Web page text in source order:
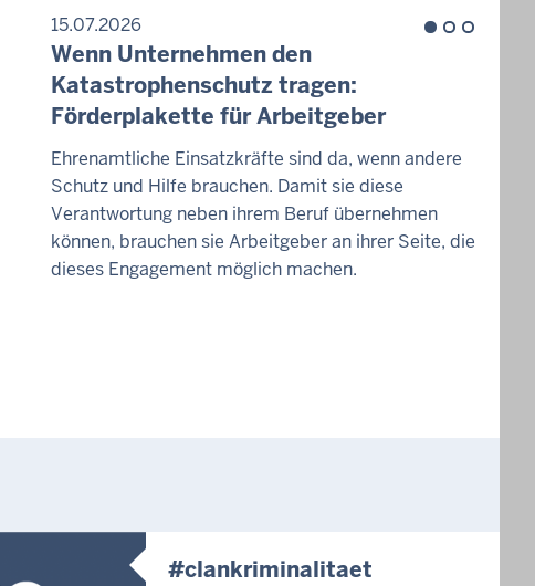
15.07.2026
Wenn Unternehmen den
Katastrophenschutz tragen:
Förderplakette für Arbeitgeber
Ehrenamtliche Einsatzkräfte sind da, wenn andere
Schutz und Hilfe brauchen. Damit sie diese
Verantwortung neben ihrem Beruf übernehmen
können, brauchen sie Arbeitgeber an ihrer Seite, die
dieses Engagement möglich machen.
#clankriminalitaet